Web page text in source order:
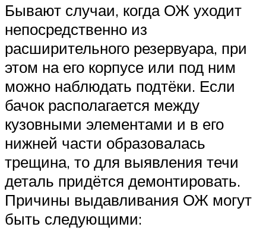
Бывают случаи, когда ОЖ уходит
непосредственно из
расширительного резервуара, при
этом на его корпусе или под ним
можно наблюдать подтёки. Если
бачок располагается между
кузовными элементами и в его
нижней части образовалась
трещина, то для выявления течи
деталь придётся демонтировать.
Причины выдавливания ОЖ могут
быть следующими: